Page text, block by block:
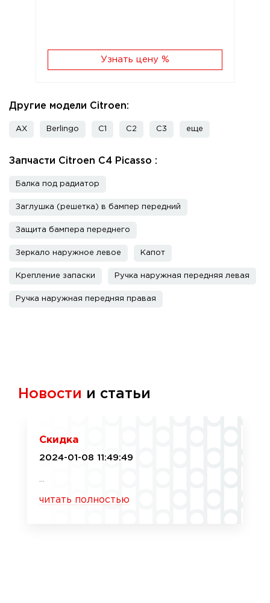
Узнать цену %
Другие модели Citroen:
AX Berlingo C1 C2 C3 еще
Запчасти Citroen C4 Picasso :
Балка под радиатор
Заглушка (решетка) в бампер передний
Защита бампера переднего
Зеркало наружное левое Капот
Крепление запаски Ручка наружная передняя левая
Ручка наружная передняя правая
Новости и статьи
Скидка
2024-01-08 11:49:49
читать полностью